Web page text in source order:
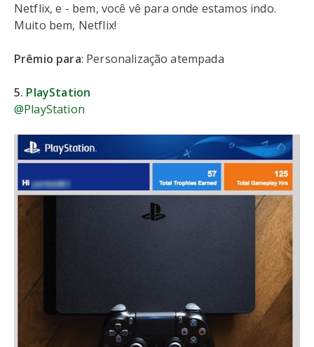
Netflix, e - bem, você vê para onde estamos indo.
Muito bem, Netflix!
Prêmio para: Personalização atempada
5. PlayStation
@PlayStation